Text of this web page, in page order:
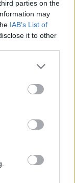
parties on the
may
IAB’s List of
it to other
που
για πρώτη
στο 2,8 % επί
η
2014-18
για την
αυτή την
και θα
2018.